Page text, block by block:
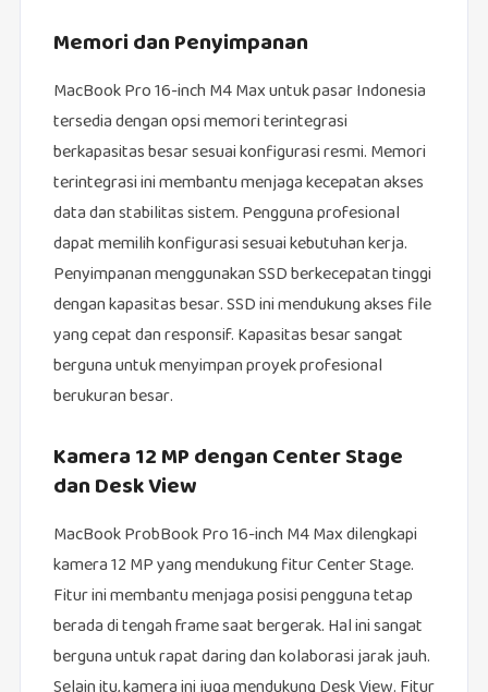
Memori dan Penyimpanan
MacBook Pro 16-inch M4 Max untuk pasar Indonesia
tersedia dengan opsi memori terintegrasi
berkapasitas besar sesuai konfigurasi resmi. Memori
terintegrasi ini membantu menjaga kecepatan akses
data dan stabilitas sistem. Pengguna profesional
dapat memilih konfigurasi sesuai kebutuhan kerja.
Penyimpanan menggunakan SSD berkecepatan tinggi
dengan kapasitas besar. SSD ini mendukung akses file
yang cepat dan responsif. Kapasitas besar sangat
berguna untuk menyimpan proyek profesional
berukuran besar.
Kamera 12 MP dengan Center Stage
dan Desk View
MacBook ProbBook Pro 16-inch M4 Max dilengkapi
kamera 12 MP yang mendukung fitur Center Stage.
Fitur ini membantu menjaga posisi pengguna tetap
berada di tengah frame saat bergerak. Hal ini sangat
berguna untuk rapat daring dan kolaborasi jarak jauh.